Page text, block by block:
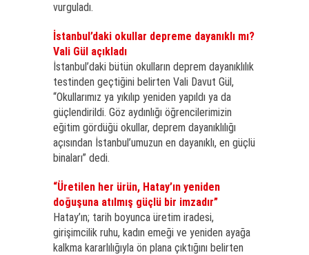
vurguladı.
İstanbul’daki okullar depreme dayanıklı mı?
Vali Gül açıkladı
İstanbul’daki bütün okulların deprem dayanıklılık
testinden geçtiğini belirten Vali Davut Gül,
“Okullarımız ya yıkılıp yeniden yapıldı ya da
güçlendirildi. Göz aydınlığı öğrencilerimizin
eğitim gördüğü okullar, deprem dayanıklılığı
açısından İstanbul’umuzun en dayanıklı, en güçlü
binaları” dedi.
“Üretilen her ürün, Hatay’ın yeniden
doğuşuna atılmış güçlü bir imzadır”
Hatay’ın; tarih boyunca üretim iradesi,
girişimcilik ruhu, kadın emeği ve yeniden ayağa
kalkma kararlılığıyla ön plana çıktığını belirten